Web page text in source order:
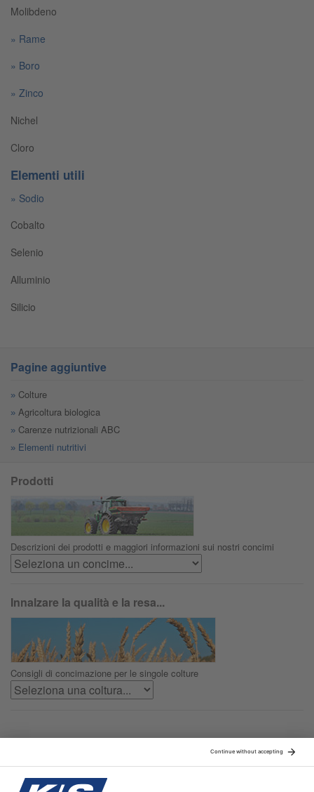
Molibdeno
Rame
Boro
Zinco
Nichel
Cloro
Elementi utili
Sodio
Cobalto
Selenio
Alluminio
Silicio
Pagine aggiuntive
Colture
Agricoltura biologica
Carenze nutrizionali ABC
Elementi nutritivi
Prodotti
Descrizioni dei prodotti e maggiori informazioni sui nostri concimi
Innalzare la qualità e la resa...
Consigli di concimazione per le singole colture
Sitemap